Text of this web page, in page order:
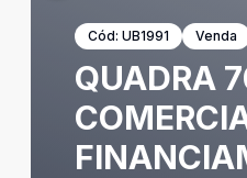
Cód: UB1991 Venda
QUADRA